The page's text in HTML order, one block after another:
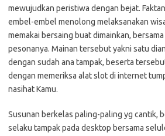
mewujudkan peristiwa dengan bejat.
embel-embel menolong melaksanakan
memakai bersaing buat dimainkan,
pesonanya. Mainan tersebut yakni satu
dengan sudah ana tampak, beserta
dengan memeriksa alat slot di internet
nasihat Kamu.
Susunan berkelas paling-paling yg cantik,
selaku tampak pada desktop bersama